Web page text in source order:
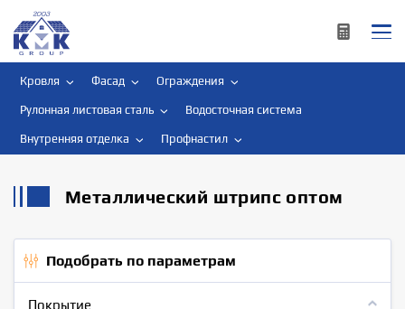
Кровля Фасад Ограждения
Рулонная листовая сталь Водосточная система
Внутренняя отделка Профнастил
Металлический штрипс оптом
Подобрать по параметрам
Покрытие